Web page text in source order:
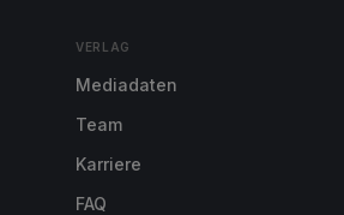
VERLAG
Mediadaten
Team
Karriere
FAQ